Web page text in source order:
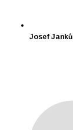
Josef Janků